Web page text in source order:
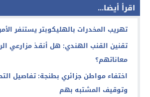
اقرأ أيضا...
تهريب المخدرات بالهليكوبتر يستنفر
تقنين القنب الهندي: هل أنقذ مزارعي
معاناتهم؟
اختفاء مواطن جزائري بطنجة: تفاصيل
وتوقيف المشتبه بهم